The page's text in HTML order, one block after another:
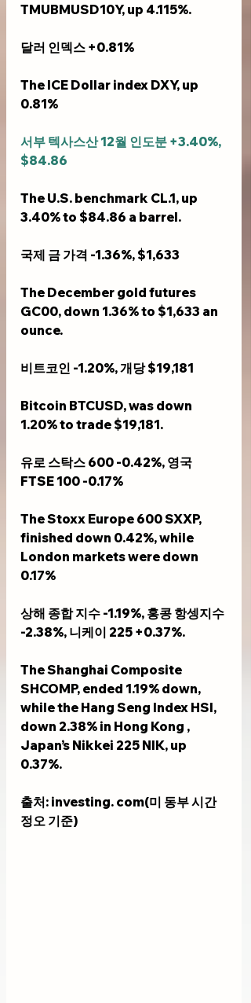
TMUBMUSD10Y, up 4.115%.
달러 인덱스 +0.81%
The ICE Dollar index DXY, up
0.81%
서부 텍사스산 12월 인도분 +3.40%,
$84.86
The U.S. benchmark CL.1, up
3.40% to $84.86 a barrel.
국제 금 가격 -1.36%, $1,633
The December gold futures
GC00, down 1.36% to $1,633 an
ounce.
비트코인 -1.20%, 개당 $19,181
Bitcoin BTCUSD, was down
1.20% to trade $19,181.
유로 스탁스 600 -0.42%, 영국
FTSE 100 -0.17%
The Stoxx Europe 600 SXXP,
finished down 0.42%, while
London markets were down
0.17%
상해 종합 지수 -1.19%, 홍콩 항셍지수
-2.38%, 니케이 225 +0.37%.
The Shanghai Composite
SHCOMP, ended 1.19% down,
while the Hang Seng Index HSI,
down 2.38% in Hong Kong ,
Japan’s Nikkei 225 NIK, up
0.37%.
출처: investing. com(미 동부 시간
정오 기준)